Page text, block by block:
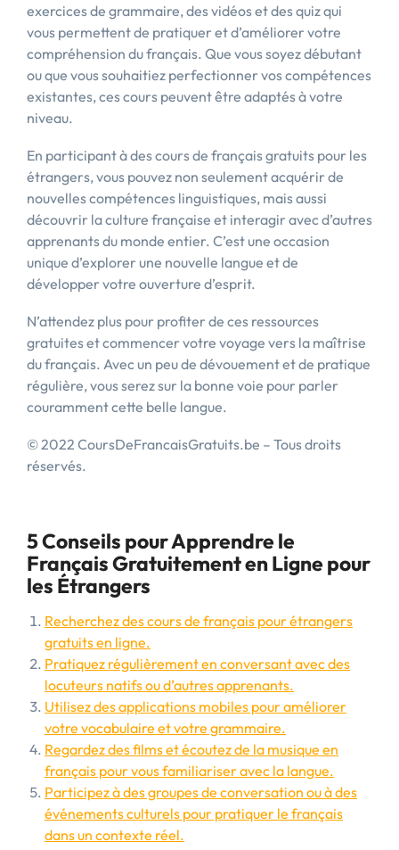
exercices de grammaire, des vidéos et des quiz qui
vous permettent de pratiquer et d’améliorer votre
compréhension du français. Que vous soyez débutant
ou que vous souhaitiez perfectionner vos compétences
existantes, ces cours peuvent être adaptés à votre
niveau.
En participant à des cours de français gratuits pour les
étrangers, vous pouvez non seulement acquérir de
nouvelles compétences linguistiques, mais aussi
découvrir la culture française et interagir avec d’autres
apprenants du monde entier. C’est une occasion
unique d’explorer une nouvelle langue et de
développer votre ouverture d’esprit.
N’attendez plus pour profiter de ces ressources
gratuites et commencer votre voyage vers la maîtrise
du français. Avec un peu de dévouement et de pratique
régulière, vous serez sur la bonne voie pour parler
couramment cette belle langue.
© 2022 CoursDeFrancaisGratuits.be – Tous droits
réservés.
5 Conseils pour Apprendre le
Français Gratuitement en Ligne pour
les Étrangers
Recherchez des cours de français pour étrangers
gratuits en ligne.
Pratiquez régulièrement en conversant avec des
locuteurs natifs ou d’autres apprenants.
Utilisez des applications mobiles pour améliorer
votre vocabulaire et votre grammaire.
Regardez des films et écoutez de la musique en
français pour vous familiariser avec la langue.
Participez à des groupes de conversation ou à des
événements culturels pour pratiquer le français
dans un contexte réel.